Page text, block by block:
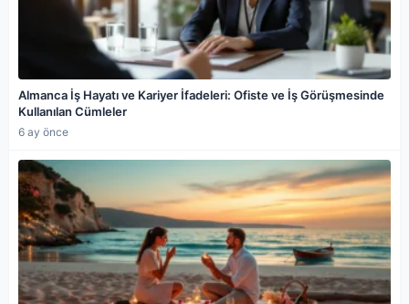
Almanca İş Hayatı ve Kariyer İfadeleri: Ofiste ve İş Görüşmesinde
Kullanılan Cümleler
6 ay önce